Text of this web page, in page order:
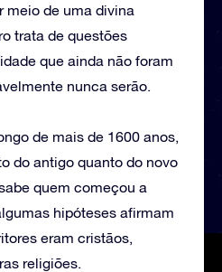
meio de uma divina
trata de questões
que ainda não foram
nunca serão.
de mais de 1600 anos,
do antigo quanto do novo
quem começou a
hipóteses afirmam
eram cristãos,
religiões.